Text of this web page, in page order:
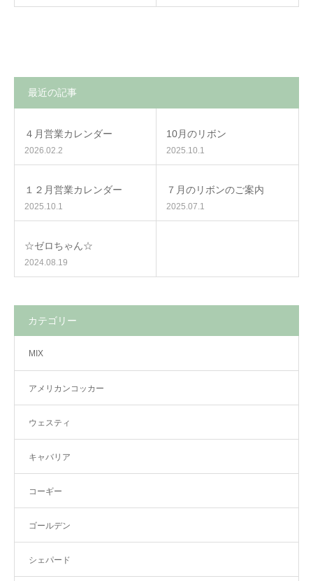
最近の記事
４月営業カレンダー
2026.02.2
10月のリボン
2025.10.1
１２月営業カレンダー
2025.10.1
７月のリボンのご案内
2025.07.1
☆ゼロちゃん☆
2024.08.19
カテゴリー
MIX
アメリカンコッカー
ウェスティ
キャバリア
コーギー
ゴールデン
シェパード